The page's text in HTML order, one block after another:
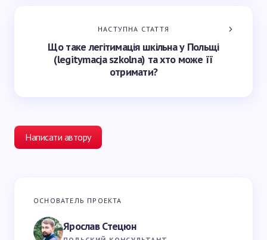
НАСТУПНА СТАТТЯ
Що таке легітимація шкільна у Польщі
(legitymacja szkolna) та хто може її
отримати?
Написати автору
Ваша e-mail адреса не оприлюднюватиметься.
Ваше імʼя *
ОСНОВАТЕЛЬ ПРОЕКТА
Ярослав Стецюн